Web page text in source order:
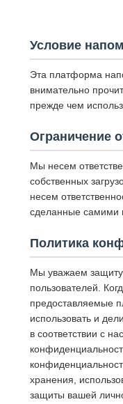
Условие
Эта платформа
внимательно
прежде чем
Ограничение
Мы несем
собственных
несем
сделанные самими
Политика
Мы уважаем
пользователей.
предоставляемые
использовать и
в соответствии с
хранения,
защиты вашей